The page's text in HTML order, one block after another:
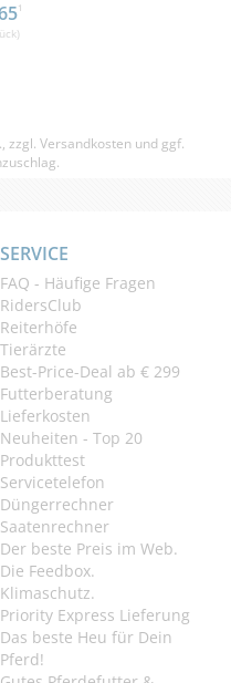
1
zzgl. Versandkosten und ggf.
SERVICE
FAQ - Häufige Fragen
RidersClub
Reiterhöfe
Tierärzte
Best-Price-Deal ab € 299
Futterberatung
Lieferkosten
Neuheiten - Top 20
Produkttest
Servicetelefon
Düngerrechner
Saatenrechner
Der beste Preis im Web.
Die Feedbox.
Klimaschutz.
Priority Express Lieferung
Das beste Heu für Dein
Pferd!